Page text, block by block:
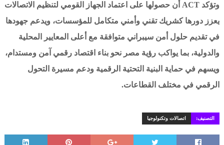
وتؤكد ACT أن حصولها على اعتماد الجهاز القومي لتنظيم الاتصالات
يعزز دورها كشريك تقني وأمني متكامل للمؤسسات، ويدعم جهودها
في تقديم حلول أمن سيبراني متوافقة مع أعلى المعايير المحلية
والدولية، بما يواكب رؤية مصر نحو بناء اقتصاد رقمي آمن ومستدام،
ويسهم في حماية البنية التحتية الرقمية ودعم مسيرة التحول
الرقمي في مختلف القطاعات.
التصنيف: اتصالات وتكنولوجيا